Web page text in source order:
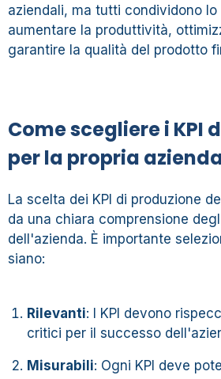
aziendali, ma tutti condividono lo
aumentare la produttività,
garantire la qualità del prodotto
Come scegliere i KPI
per la propria
La scelta dei KPI di produzione
da una chiara comprensione
dell'azienda. È importante
siano:
Rilevanti: I KPI devono
critici per il successo
Misurabili: Ogni KPI deve